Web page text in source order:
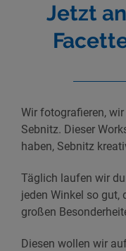
Jetzt
Wir fotografieren,
Sebnitz. Dieser
haben, Sebnitz
Täglich laufen wir
jeden Winkel so gut,
großen
Diesen wollen wir